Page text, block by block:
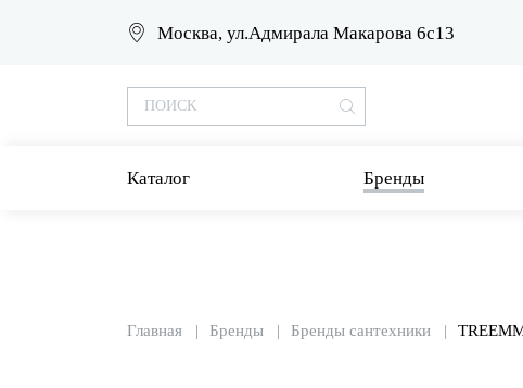
Москва, ул.Адмирала Макарова 6с13
Каталог Бренды
Главная Бренды Бренды сантехники